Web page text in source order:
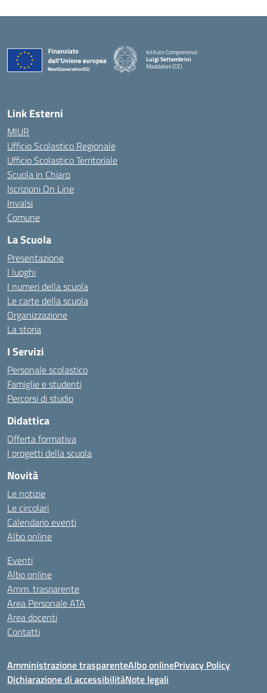
Istituto Comprensivo
Luigi Settembrini
Maddaloni (CE)
Link Esterni
MIUR
Ufficio Scolastico Regionale
Ufficio Scolastico Territoriale
Scuola in Chiaro
Iscrizioni On Line
Invalsi
Comune
La Scuola
Presentazione
I luoghi
I numeri della scuola
Le carte della scuola
Organizzazione
La storia
I Servizi
Personale scolastico
Famiglie e studenti
Percorsi di studio
Didattica
Offerta formativa
I progetti della scuola
Novità
Le notizie
Le circolari
Calendario eventi
Albo online
Eventi
Albo online
Amm. trasparente
Area Personale ATA
Area docenti
Contatti
Amministrazione trasparenteAlbo onlinePrivacy Policy
Dichiarazione di accessibilitàNote legali